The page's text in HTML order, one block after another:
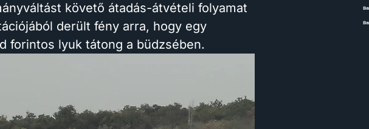
követő átadás-átvételi folyamat
derült fény arra, hogy egy
forintos lyuk tátong a büdzsében.